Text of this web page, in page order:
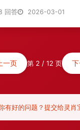
回答 2026-03-01
一页 第 2 / 12 页
有好的问题？提交给灵